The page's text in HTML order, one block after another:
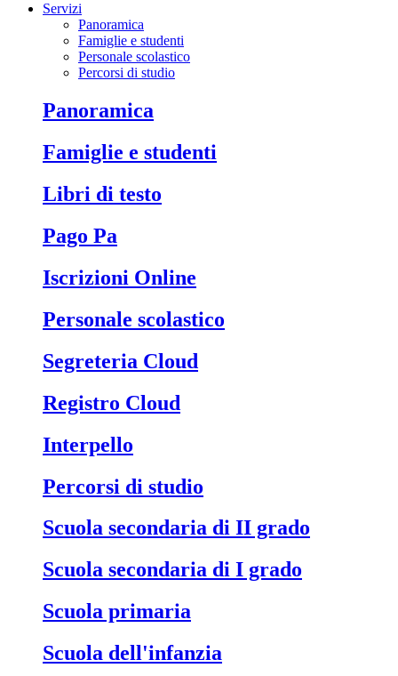
Servizi
Panoramica
Famiglie e studenti
Personale scolastico
Percorsi di studio
Panoramica
Famiglie e studenti
Libri di testo
Pago Pa
Iscrizioni Online
Personale scolastico
Segreteria Cloud
Registro Cloud
Interpello
Percorsi di studio
Scuola secondaria di II grado
Scuola secondaria di I grado
Scuola primaria
Scuola dell'infanzia